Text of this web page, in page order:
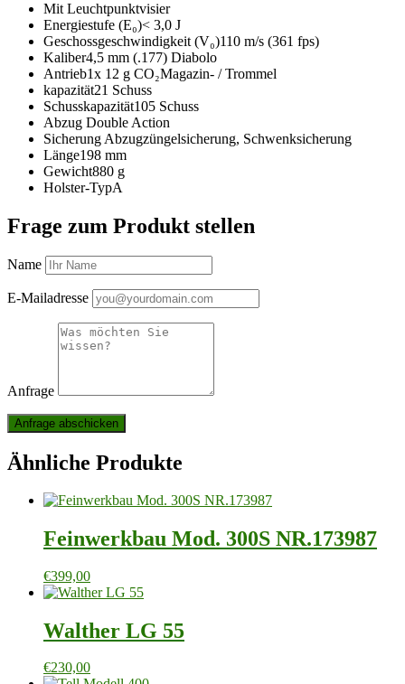
Mit Leuchtpunktvisier
Energiestufe (E₀)< 3,0 J
Geschossgeschwindigkeit (V₀)110 m/s (361 fps)
Kaliber4,5 mm (.177) Diabolo
Antrieb1x 12 g CO₂Magazin- / Trommel
kapazität21 Schuss
Schusskapazität105 Schuss
Abzug Double Action
Sicherung Abzugzüngelsicherung, Schwenksicherung
Länge198 mm
Gewicht880 g
Holster-TypA
Frage zum Produkt stellen
Name
E-Mailadresse
Anfrage
Ähnliche Produkte
Feinwerkbau Mod. 300S NR.173987
€399,00
Walther LG 55
€230,00